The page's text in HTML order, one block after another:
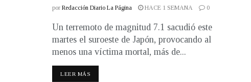
por Redacción Diario La Página HACE 1 SEMANA 0
Un terremoto de magnitud 7.1 sacudió este
martes el suroeste de Japón, provocando al
menos una víctima mortal, más de...
LEER MÁS